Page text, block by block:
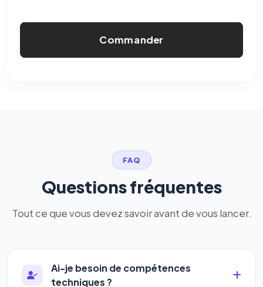
Commander
FAQ
Questions fréquentes
Tout ce que vous devez savoir avant de vous lancer.
Ai-je besoin de compétences
techniques ?